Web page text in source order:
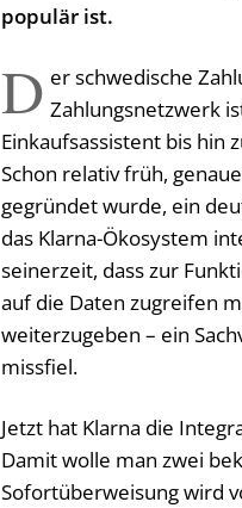
populär ist.
D er schwedische
Zahlungsnetzwerk
Einkaufsassistent bis hin
Schon relativ früh,
gegründet wurde, ein
das Klarna-Ökosystem
seinerzeit, dass zur
auf die Daten zugreifen
weiterzugeben – ein
missfiel.
Jetzt hat Klarna die
Damit wolle man zwei
Sofortüberweisung wird